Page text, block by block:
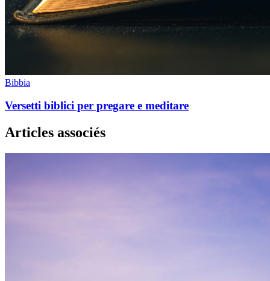
Bibbia
Versetti biblici per pregare e meditare
Articles associés